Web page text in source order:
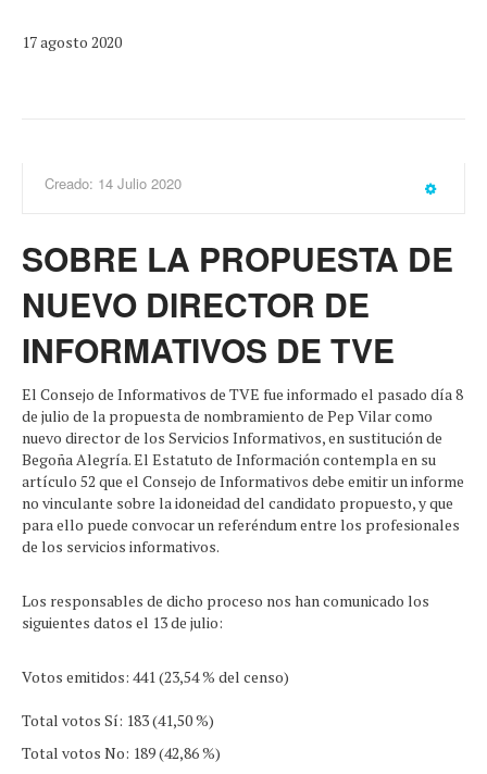
17 agosto 2020
Creado: 14 Julio 2020
SOBRE LA PROPUESTA DE
NUEVO DIRECTOR DE
INFORMATIVOS DE TVE
El Consejo de Informativos de TVE fue informado el pasado día 8
de julio de la propuesta de nombramiento de Pep Vilar como
nuevo director de los Servicios Informativos, en sustitución de
Begoña Alegría. El Estatuto de Información contempla en su
artículo 52 que el Consejo de Informativos debe emitir un informe
no vinculante sobre la idoneidad del candidato propuesto, y que
para ello puede convocar un referéndum entre los profesionales
de los servicios informativos.
Los responsables de dicho proceso nos han comunicado los
siguientes datos el 13 de julio:
Votos emitidos: 441 (23,54 % del censo)
Total votos Sí: 183 (41,50 %)
Total votos No: 189 (42,86 %)